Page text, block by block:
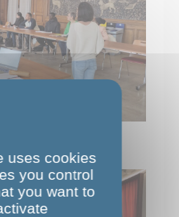
uses cookies
you control
you want to